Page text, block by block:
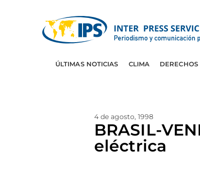
ÚLTIMAS NOTICIAS CLIMA
4 de agosto, 1998
BRASIL-
eléctrica